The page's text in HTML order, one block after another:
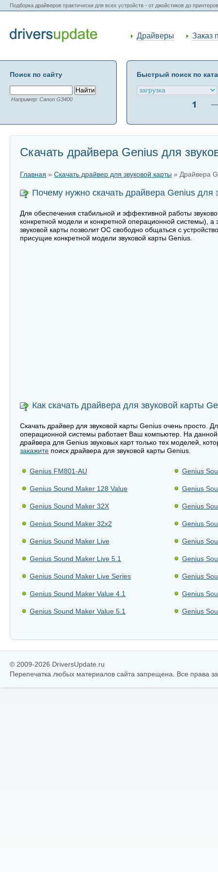
Подборка драйверов практически для всех устройств - от джойстиков до
Драйверы Заказ
Поиск по сайту
Например: Canon G3400
Быстрый поиск по
Скачать драйвера Genius для
Главная » Скачать драйвер для звуковой карты » Драйвера
Почему нужно скачать драйвера Genius для
Для обеспечения стабильной и эффективной работы
конкретной модели и конкретной операционной системы), а
звуковой карты позволит ОС свободно общаться с
присущие конкретной модели звуковой карты Genius.
Как скачать драйвера для звуковой карты
Скачать драйвер для звуковой карты Genius очень просто.
операционной системы работает Ваш компьютер. На
драйвера для Genius звуковых карт только тех моделей,
закажите поиск драйвера для звуковой карты Genius.
Genius FM801-AU
Genius Sound Maker 128 Value
Genius Sound Maker 32X
Genius Sound Maker 32x2
Genius Sound Maker Live
Genius Sound Maker Live 5.1
Genius Sound Maker Live Series
Genius Sound Maker Value 4.1
Genius Sound Maker Value 5.1
Genius
Genius
Genius
Genius
Genius
Genius
Genius
Genius
Genius
© 2009-2026 DriversUpdate.ru
Перепечатка любых материалов сайта запрещена. Все права